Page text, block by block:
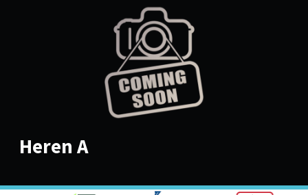
Heren A